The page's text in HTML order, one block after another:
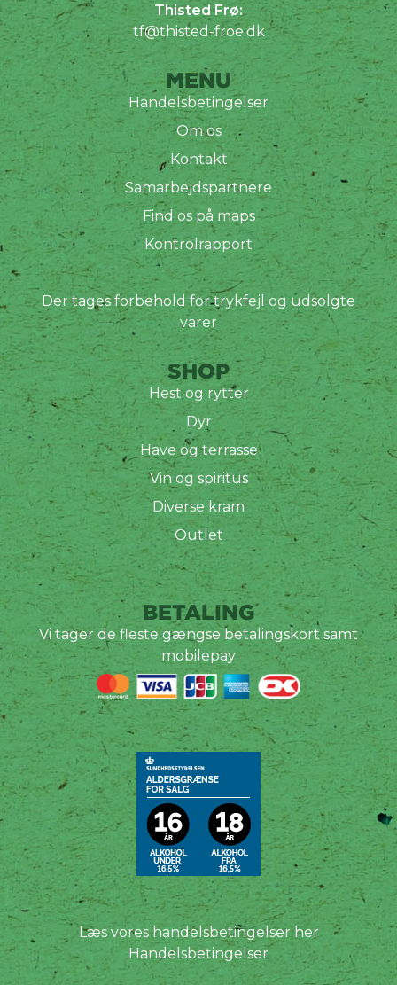
Thisted Frø:
tf@thisted-froe.dk
MENU
Handelsbetingelser
Om os
Kontakt
Samarbejdspartnere
Find os på maps
Kontrolrapport
Der tages forbehold for trykfejl og udsolgte
varer
SHOP
Hest og rytter
Dyr
Have og terrasse
Vin og spiritus
Diverse kram
Outlet
BETALING
Vi tager de fleste gængse betalingskort samt
mobilepay
Læs vores handelsbetingelser her
Handelsbetingelser